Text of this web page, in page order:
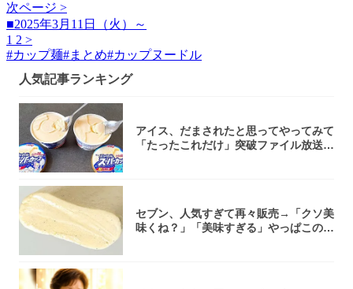
次ページ >
■2025年3月11日（火）～
1 2 >
#カップ麺#まとめ#カップヌードル
人気記事ランキング
アイス、だまされたと思ってやってみて
「たったこれだけ」突破ファイル放送で
セブン、人気すぎて再々販売→「クソ美
味くね？」「美味すぎる」やっぱこのク